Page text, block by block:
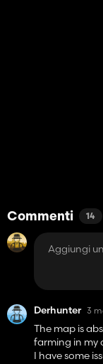
Commenti 14
Derhunter 3
The map is
farming in my
I have some